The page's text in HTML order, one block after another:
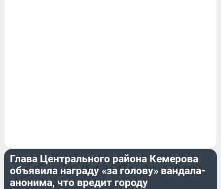
Глава Центрального района Кемерова
объявила награду «за голову» вандала-
анонима, что вредит городу